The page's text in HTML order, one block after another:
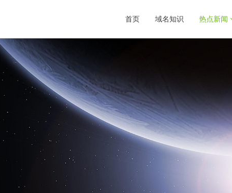
首页 域名知识 热点新闻